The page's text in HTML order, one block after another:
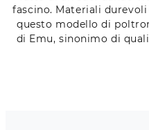
fascino. Materiali
questo modello di
di Emu, sinonimo di